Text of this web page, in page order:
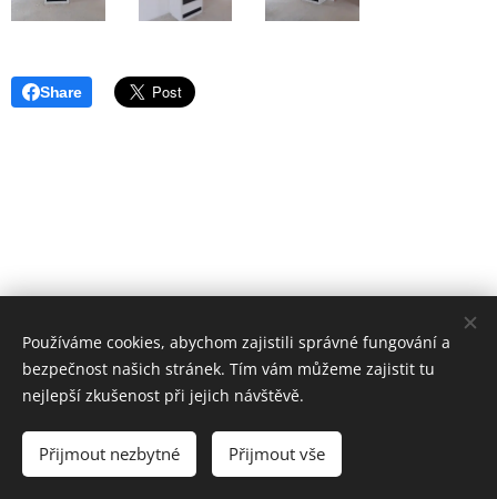
Share
Tel.: +420 773 064 067
Cookies
Používáme cookies, abychom zajistili správné fungování a
bezpečnost našich stránek. Tím vám můžeme zajistit tu
nejlepší zkušenost při jejich návštěvě.
Přijmout nezbytné Přijmout vše